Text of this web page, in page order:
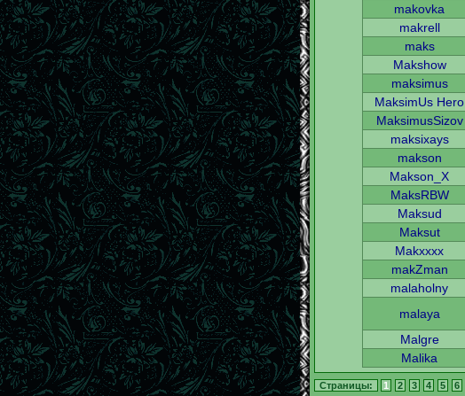
makovka
makrell
maks
Makshow
maksimus
MaksimUs Hero
MaksimusSizov
maksixays
makson
Makson_X
MaksRBW
Maksud
Maksut
Makxxxx
makZman
malaholny
malaya
Malgre
Malika
Страницы: 1 2 3 4 5 6